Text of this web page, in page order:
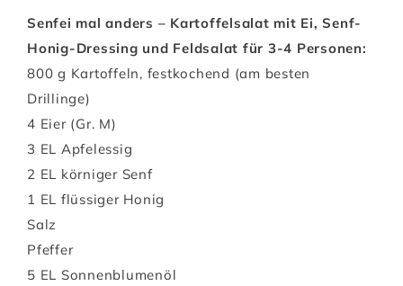
Senfei mal anders – Kartoffelsalat mit Ei, Senf-
Honig-Dressing und Feldsalat für 3-4 Personen:
800 g Kartoffeln, festkochend (am besten
Drillinge)
4 Eier (Gr. M)
3 EL Apfelessig
2 EL körniger Senf
1 EL flüssiger Honig
Salz
Pfeffer
5 EL Sonnenblumenöl